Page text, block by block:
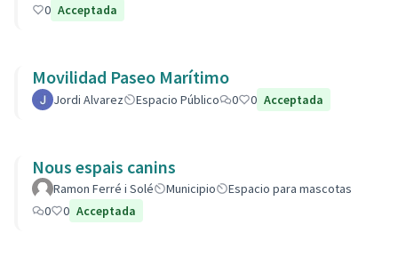
0 Acceptada
Movilidad Paseo Marítimo
Jordi Alvarez Espacio Público 0 0 Acceptada
Nous espais canins
Ramon Ferré i Solé Municipio
Espacio para mascotas
0
0 Acceptada